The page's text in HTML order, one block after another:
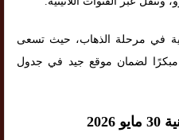
في مرحلة الذهاب، حيث تسعى
مبكرًا لضمان موقع جيد في جدول